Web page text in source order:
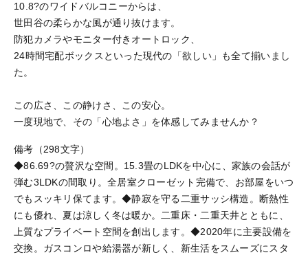
10.8?のワイドバルコニーからは、
世田谷の柔らかな風が通り抜けます。
防犯カメラやモニター付きオートロック、
24時間宅配ボックスといった現代の「欲しい」も全て揃いまし
た。
この広さ、この静けさ、この安心。
一度現地で、その「心地よさ」を体感してみませんか？
備考（298文字）
◆86.69?の贅沢な空間。15.3畳のLDKを中心に、家族の会話が
弾む3LDKの間取り。全居室クローゼット完備で、お部屋をいつ
でもスッキリ保てます。◆静寂を守る二重サッシ構造。断熱性
にも優れ、夏は涼しく冬は暖か。二重床・二重天井とともに、
上質なプライベート空間を創出します。◆2020年に主要設備を
交換。ガスコンロや給湯器が新しく、新生活をスムーズにスタ